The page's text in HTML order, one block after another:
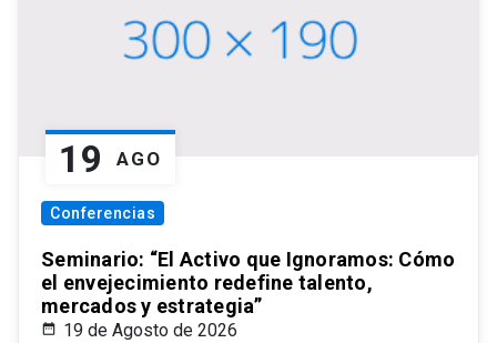
19 AGO
Conferencias
Seminario: “El Activo que Ignoramos: Cómo
el envejecimiento redefine talento,
mercados y estrategia”
19 de Agosto de 2026